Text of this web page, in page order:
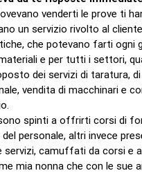
venderti le prove ti
un servizio rivolto al
che potevano farti ogni
e per tutti i settori,
dei servizi di taratura,
vendita di macchinari e
spinti a offrirti corsi di
personale, altri invece
servizi, camuffati da corsi e
mia nonna che con le sue